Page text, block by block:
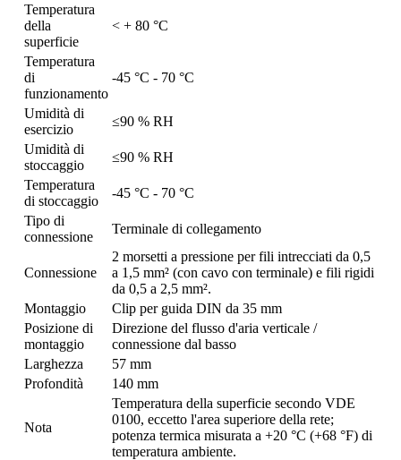
Temperatura
della
superficie
< + 80 °C
Temperatura
di
funzionamento
-45 °C - 70 °C
Umidità di
esercizio
≤90 % RH
Umidità di
stoccaggio
≤90 % RH
Temperatura
di stoccaggio
-45 °C - 70 °C
Tipo di
connessione
Terminale di collegamento
Connessione
2 morsetti a pressione per fili intrecciati da 0,5
a 1,5 mm² (con cavo con terminale) e fili rigidi
da 0,5 a 2,5 mm².
Montaggio
Clip per guida DIN da 35 mm
Posizione di
montaggio
Direzione del flusso d'aria verticale /
connessione dal basso
Larghezza
57 mm
Profondità
140 mm
Nota
Temperatura della superficie secondo VDE
0100, eccetto l'area superiore della rete;
potenza termica misurata a +20 °C (+68 °F) di
temperatura ambiente.